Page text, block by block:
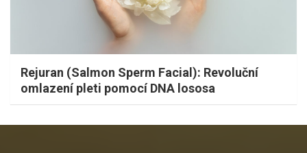
Rejuran (Salmon Sperm Facial): Revoluční
omlazení pleti pomocí DNA lososa